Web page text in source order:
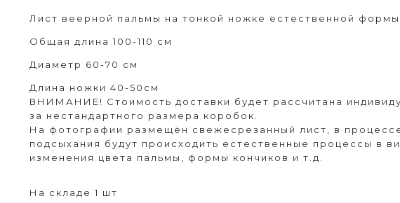
Лист веерной пальмы на тонкой ножке естественной
Общая длина 100-110 см
Диаметр 60-70 см
Длина ножки 40-50см
ВНИМАНИЕ! Стоимость доставки будет рассчитана
за нестандартного размера коробок.
На фотографии размещён свежесрезанный лист, в
подсыхания будут происходить естественные процессы в
изменения цвета пальмы, формы кончиков и т.д.
На складе 1 шт